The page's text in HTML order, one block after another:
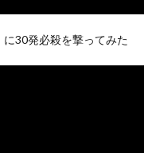
に30発必殺を撃ってみた